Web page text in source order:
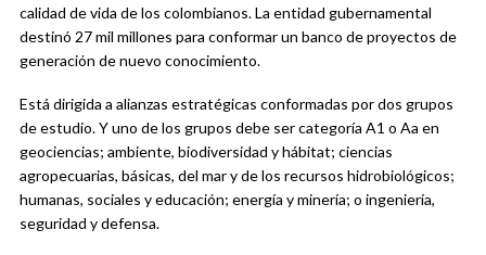
calidad de vida de los colombianos. La entidad gubernamental
destinó 27 mil millones para conformar un banco de proyectos de
generación de nuevo conocimiento.
Está dirigida a alianzas estratégicas conformadas por dos grupos
de estudio. Y uno de los grupos debe ser categoría A1 o Aa en
geociencias; ambiente, biodiversidad y hábitat; ciencias
agropecuarias, básicas, del mar y de los recursos hidrobiológicos;
humanas, sociales y educación; energía y minería; o ingeniería,
seguridad y defensa.